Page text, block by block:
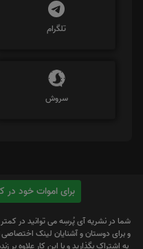
تلگرام
سروش
برای اموات خود در کمتر از 3 دقیقه
شما در نشریه آی پُرسِه می توانید در
و برای دوستان و آشنایان لینک
به اشتراک بگذارید و با این کار علاوه بر